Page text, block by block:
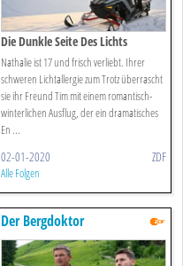
Die Dunkle Seite Des Lichts
Nathalie ist 17 und frisch verliebt. Ihrer
schweren Lichtallergie zum Trotz überrascht
sie ihr Freund Tim mit einem romantisch-
winterlichen Ausflug, der ein dramatisches
En ...
02-01-2020 ZDF
Alle Folgen
Der Bergdoktor